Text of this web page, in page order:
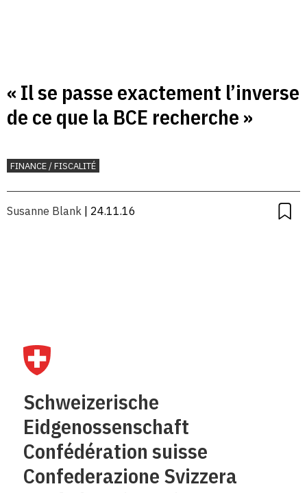
« Il se passe exactement l’inverse
de ce que la BCE recherche »
FINANCE / FISCALITÉ
Susanne Blank | 24.11.16
Schweizerische
Eidgenossenschaft
Confédération suisse
Confederazione Svizzera